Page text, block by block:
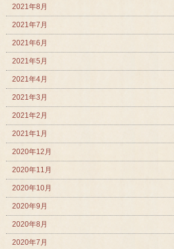
2021年8月
2021年7月
2021年6月
2021年5月
2021年4月
2021年3月
2021年2月
2021年1月
2020年12月
2020年11月
2020年10月
2020年9月
2020年8月
2020年7月